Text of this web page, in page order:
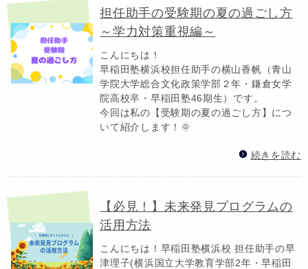
担任助手の受験期の夏の過ごし方
～学力対策重視編～
こんにちは！
早稲田塾横浜校担任助手の横山香帆（青山
学院大学総合文化政策学部２年・鎌倉女学
院高校卒・早稲田塾46期生）です。
今回は私の【受験期の夏の過ごし方】につ
いて紹介します！🌞
続きを読む
【必見！】未来発見プログラムの
活用方法
こんにちは！早稲田塾横浜校 担任助手の早
津理子(横浜国立大学教育学部2年・早稲田